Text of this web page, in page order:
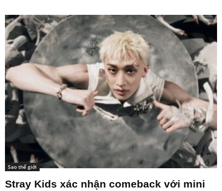
Sao thế giới
Stray Kids xác nhận comeback với mini